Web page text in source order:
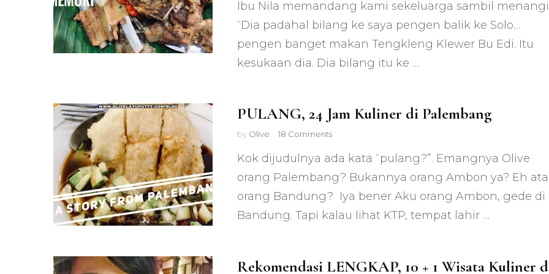
Tengkleng
Bu
Edi
Antara
Ibu Nila memandang kami sekeluarga sambil
“Dia padahal bilang ke saya pengen balik ke Solo…
pengen banget makan Tengkleng Klewer Bu Edi. Itu
kesukaan dia. Dia bilang itu ke …
PULANG, 24 Jam Kuliner di Palembang
by Olive 18 Commentson
24
Kuliner
di
Kok dijudulnya ada kata “pulang?”. Emangnya Olive
orang Palembang? Bukannya orang Ambon ya? Eh
orang Bandung? Iya bener Aku orang Ambon, gede di
Bandung. Tapi kalau lihat KTP, tempat lahir …
Rekomendasi LENGKAP, 10 + 1 Wisata Kuliner